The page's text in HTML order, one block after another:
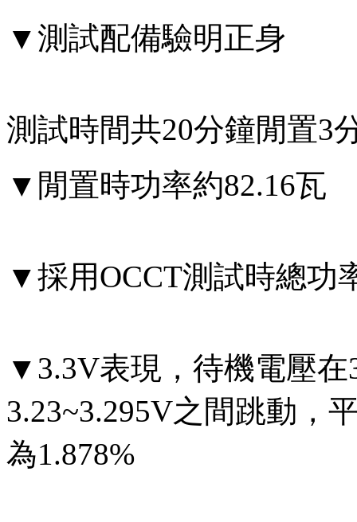
▼測試配備驗明正身
測試時間共20分鐘閒置3
▼閒置時功率約82.16瓦
▼採用OCCT測試時總功
▼3.3V表現，待機電壓在
3.23~3.295V之間跳動，
為1.878%